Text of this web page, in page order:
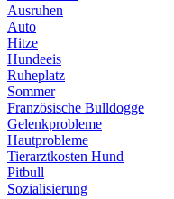
Ausruhen
Auto
Hitze
Hundeeis
Ruheplatz
Sommer
Französische Bulldogge
Gelenkprobleme
Hautprobleme
Tierarztkosten Hund
Pitbull
Sozialisierung